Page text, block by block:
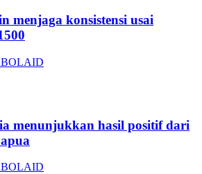
menjaga konsistensi usai
menunjukkan hasil positif dari